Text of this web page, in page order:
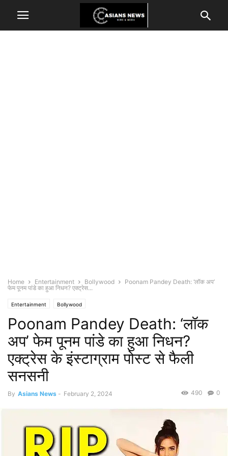
Home Entertainment Bollywood
Poonam Pandey Death: ‘लॉक अप’
फेम पूनम पांडे का हुआ निधन? एक्ट्रेस...
Entertainment Bollywood
Poonam Pandey Death: ‘लॉक
अप’ फेम पूनम पांडे का हुआ निधन?
एक्ट्रेस के इंस्टाग्राम पोस्ट से फैली
सनसनी
By Asians News - February 2, 2024 0
490